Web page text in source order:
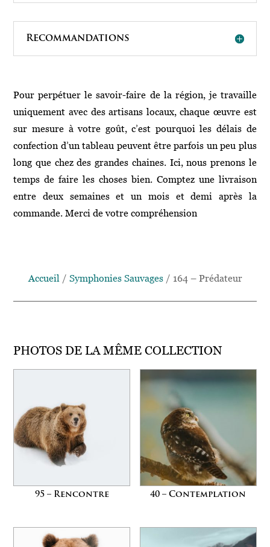
Recommandations
Pour perpétuer le savoir-faire de la région, je travaille
uniquement avec des artisans locaux, chaque œuvre est
sur mesure à votre goût, c’est pourquoi les délais de
confection d’un tableau peuvent être parfois un peu plus
long que chez des grandes chaines. Ici, nous prenons le
temps de faire les choses bien. Comptez une livraison
entre deux semaines et un mois et demi après la
commande. Merci de votre compréhension
Accueil / Symphonies Sauvages/ 164 – Prédateur
PHOTOS DE LA MÊME COLLECTION
95 – Rencontre 40 – Contemplation